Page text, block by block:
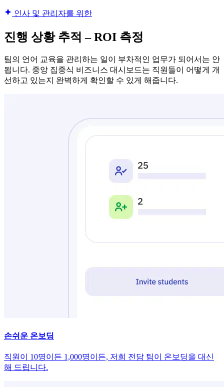
인사 및 관리자를 위한
진행 상황 추적 – ROI 측정
팀의 언어 교육을 관리하는 일이 부차적인 업무가 되어서는 안
됩니다. 중앙 집중식 비즈니스 대시보드는 직원들이 어떻게 개
선하고 있는지 완벽하게 확인할 수 있게 해줍니다.
손쉬운 온보딩
직원이 10명이든 1,000명이든, 저희 전담 팀이 온보딩을 대신
해 드립니다.